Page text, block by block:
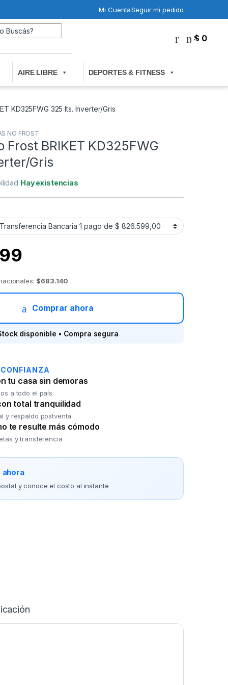
Mi CuentaSeguir mi pedido
$ 0
AIRE LIBRE DEPORTES & FITNESS
KD325FWG 325 lts. Inverter/Gris
NO FROST
Frost BRIKET KD325FWG
Gris
Hay existencias
$683.140
Comprar ahora
disponible • Compra segura
tu casa sin demoras
a todo el país
total tranquilidad
y respaldo postventa
te resulte más cómodo
y transferencia
ahora
y conoce el costo al instante